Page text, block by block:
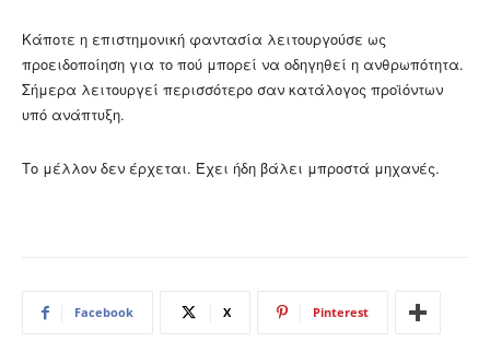
Κάποτε η επιστημονική φαντασία λειτουργούσε ως
προειδοποίηση για το πού μπορεί να οδηγηθεί η ανθρωπότητα.
Σήμερα λειτουργεί περισσότερο σαν κατάλογος προϊόντων
υπό ανάπτυξη.
Το μέλλον δεν έρχεται. Έχει ήδη βάλει μπροστά μηχανές.
Facebook X Pinterest